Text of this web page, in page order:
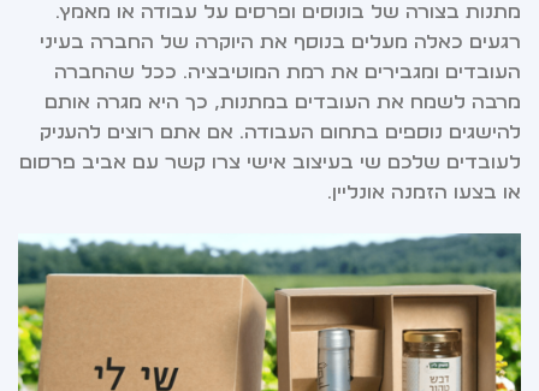
מתנות בצורה של בונוסים ופרסים על עבודה או מאמץ.
רגעים כאלה מעלים בנוסף את היוקרה של החברה בעיני
העובדים ומגבירים את רמת המוטיבציה. ככל שהחברה
מרבה לשמח את העובדים במתנות, כך היא מגרה אותם
להישגים נוספים בתחום העבודה. אם אתם רוצים להעניק
לעובדים שלכם שי בעיצוב אישי צרו קשר עם אביב פרסום
או בצעו הזמנה אונליין.